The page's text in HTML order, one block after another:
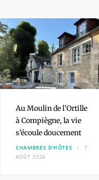
Au Moulin de l’Ortille
à Compiègne, la vie
s’écoule doucement
CHAMBRES D'HÔTES
7
AOÛT 2026